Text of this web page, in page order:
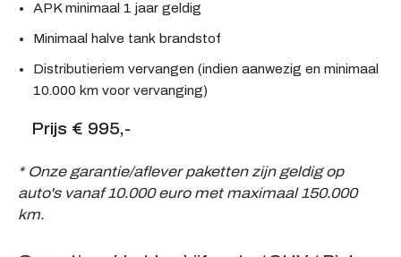
APK minimaal 1 jaar geldig
Minimaal halve tank brandstof
Distributieriem vervangen (indien aanwezig en minimaal
10.000 km voor vervanging)
Prijs € 995,-
* Onze garantie/aflever paketten zijn geldig op
auto's vanaf 10.000 euro met maximaal 150.000
km.